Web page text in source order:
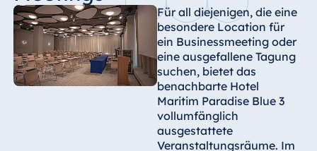
Für all diejenigen, die eine
besondere Location für
ein Businessmeeting oder
eine ausgefallene Tagung
suchen, bietet das
benachbarte Hotel
Maritim Paradise Blue 3
vollumfänglich
ausgestattete
Veranstaltungsräume. Im